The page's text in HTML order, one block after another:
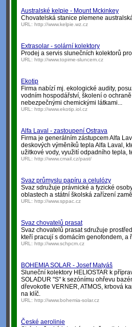
Australské kelpie - Mount Mckinkey
Chovatelská stanice plemene
URL: http://www.kelpie.wz.cz
Extrasolar - solární kolektory
Prodej a servis slunečních kolektorů
URL: http://www.topime-sluncem.cz
Ekotip
Firma nabízí mj. ekologické audity,
vodním hospodářství, školení o
nebezpečnými chemickými látkami...
URL: http://www.ekotip.iol.cz
Alfa Laval - zastoupení Ostrava
Firma je generálním zástupcem Alfa
deskových výměníků tepla Alfa Laval,
užitkové vody, využití odpadního tepla,
URL: http://www.cmail.cz/past/
Svaz průmyslu papíru a celulózy
Svaz sdružuje právnické a fyzické
oblastech a státní školská zařízení
URL: http://www.sppac.cz
Svaz chovatelů prasat
Svaz chovatelů prasat sdružuje
kteří pracují s domácím genofondem, a
URL: http://www.schpcm.cz
BOHEMIA SOLAR - Josef Matyáš
Sluneční kolektory HELIOSTAR k
SOLADUR "S" k sezónímu ohřevu
dřevokotle VERNER, ATMOS, krbová
na klíč.
URL: http://www.bohemia-solar.cz
České aerolinie